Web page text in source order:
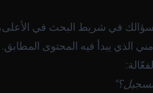
الذي يبدأ فيه المحتوى